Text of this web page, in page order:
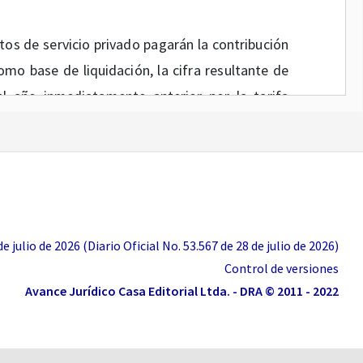
de servicio privado pagarán la contribución
base de liquidación, la cifra resultante de
año inmediatamente anterior por la tarifa
en los planes de expansión portuaria y
cuales los sujetos sometidos a inspección,
la Contribución Especial de Vigilancia.
aislamiento y monitoreo de los
julio de 2026 (Diario Oficial No. 53.567 de 28 de julio de 2026)
Control de versiones
Avance Jurídico Casa Editorial Ltda. - DRA © 2011 - 2022